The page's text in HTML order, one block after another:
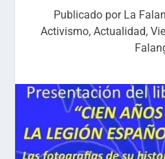
Publicado por La
Activismo, Actualidad,